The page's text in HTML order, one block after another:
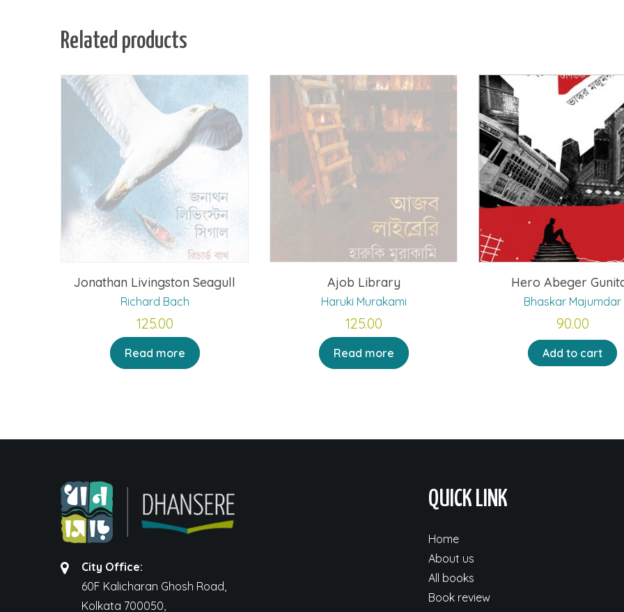
Related products
Jonathan Livingston Seagull
Richard Bach
125.00
Read more
Ajob Library
Haruki Murakami
125.00
Read more
Hero Abeger
Bhaskar Majumdar
90.00
Add to cart
City Office:
60F Kalicharan Ghosh Road,
Kolkata 700050,
QUICK LINK
Home
About us
All books
Book review